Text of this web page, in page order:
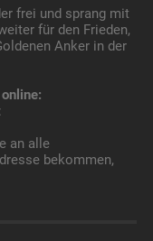
frei und sprang mit
für den Frieden,
Anker in der
an alle
bekommen,